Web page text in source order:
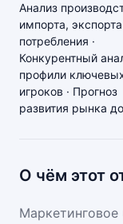
Анализ
импорта,
потребления ·
Конкурентный
профили
игроков · Прогноз
развития рынка
О чём этот